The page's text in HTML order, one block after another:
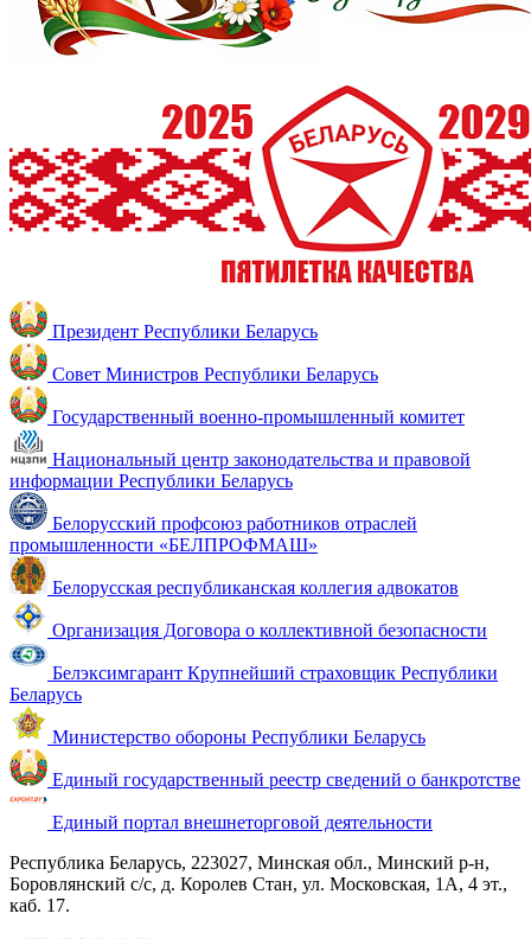
Президент Республики Беларусь
Совет Министров Республики Беларусь
Государственный военно-промышленный комитет
Национальный центр законодательства и правовой
информации Республики Беларусь
Белорусский профсоюз работников отраслей
промышленности «БЕЛПРОФМАШ»
Белорусская республиканская коллегия адвокатов
Организация Договора о коллективной безопасности
Белэксимгарант Крупнейший страховщик Республики
Беларусь
Министерство обороны Республики Беларусь
Единый государственный реестр сведений о банкротстве
Единый портал внешнеторговой деятельности
Республика Беларусь, 223027, Минская обл., Минский р-н,
Боровлянский с/с, д. Королев Стан, ул. Московская, 1А, 4 эт.,
каб. 17.